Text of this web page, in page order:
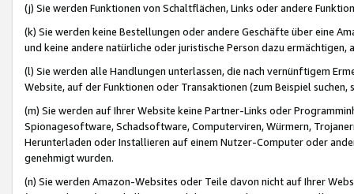
(j) Sie werden Funktionen von Schaltflächen, Links oder andere
(k) Sie werden keine Bestellungen oder andere Geschäfte über eine
und keine andere natürliche oder juristische Person dazu
(l) Sie werden alle Handlungen unterlassen, die nach vernünftigem
Website, auf der Funktionen oder Transaktionen (zum Beispiel
(m) Sie werden auf Ihrer Website keine Partner-Links oder
Spionagesoftware, Schadsoftware, Computerviren, Würmern,
Herunterladen oder Installieren auf einem Nutzer-Computer oder
genehmigt wurden.
(n) Sie werden Amazon-Websites oder Teile davon nicht auf Ihrer